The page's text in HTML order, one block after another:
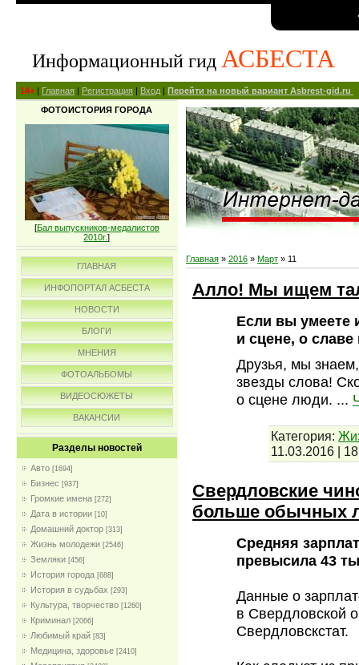
Информационный гид АСБЕСТА
14+ | Главная | Регистрация | Вход | Перейти на новый вариант Asbrest-gid.ru
ФОТОИСТОРИЯ ГОРОДА
[Бал выпускников-медалистов
2010г.]
ГЛАВНАЯ
ИНФОПОРТАЛ АСБЕСТА
НОВОСТИ
БЛОГИ
МНЕНИЯ
ФОТОАЛЬБОМЫ
ВИДЕОСЮЖЕТЫ
ВАКАНСИИ
Разделы новостей
Авто [1694]
Бизнес [937]
Громкие имена [272]
Дата в истории [10]
Домашний доктор [313]
Жизнь молодежи [2546]
Земляки [456]
История города [688]
История в судьбах [293]
Культура, творчество [1260]
Криминал [2066]
Любимый край [83]
Медицина, здоровье [2410]
Главная » 2016 » Март » 11
Алло! Мы ищем
Если вы умеете
и сцене, о
Друзья, мы
звезды слова!
о сцене люди. ...
Категория:
11.03.2016 |
Свердловские
больше обычных
Средняя
превысила 43
Данные о
в Свердловской
Свердловскстат.